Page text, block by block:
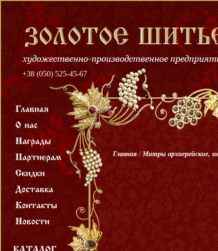
+38 (050) 525-45-67
Главная / Митры архиерейские,